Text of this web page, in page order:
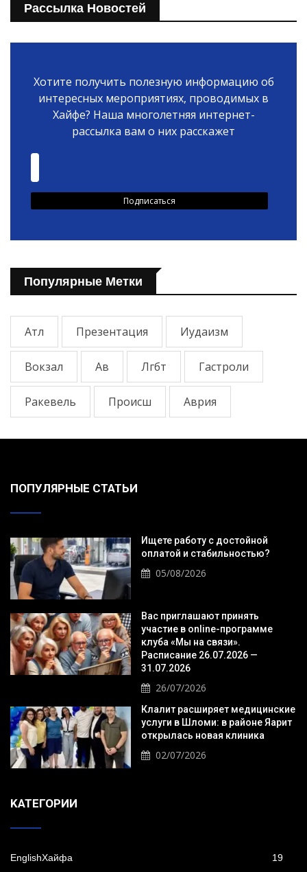
Рассылка Новостей
Хотите получить полезную информацию об
интересных мероприятиях, проводимых в
Хайфе? Наша многолетняя интернет-
рассылка вам о них расскажет
Популярные Метки
Атл Презентация Иудаизм
Вокзал Ав Лгбт Гастроли
Ракевель Происш Аврия
ПОПУЛЯРНЫЕ СТАТЬИ
Ищете работу с достойной
оплатой и стабильностью?
05/08/2026
Вас приглашают принять
участие в online-программе
клуба «Мы на связи».
Расписание 26.07.2026 —
31.07.2026
26/07/2026
Клалит расширяет медицинские
услуги в Шломи: в районе Яарит
открылась новая клиника
02/07/2026
KАТЕГОРИИ
EnglishХайфа 19